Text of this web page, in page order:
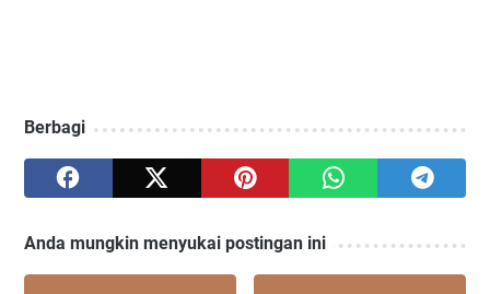
Berbagi
Anda mungkin menyukai postingan ini